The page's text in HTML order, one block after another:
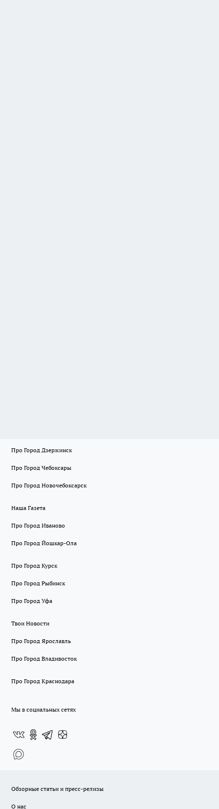
Про Город Дзержинск
Про Город Чебоксары
Про Город Новочебоксарск
Наша Газета
Про Город Иваново
Про Город Йошкар-Ола
Про Город Курск
Про Город Рыбинск
Про Город Уфа
Твои Новости
Про Город Ярославль
Про Город Владивосток
Про Город Краснодара
Мы в социальных сетях
Обзорные статьи и пресс-релизы
О нас